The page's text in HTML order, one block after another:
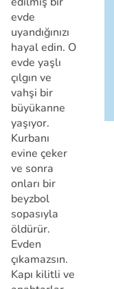
evde
uyandığınızı
hayal edin. O
evde yaşlı
çılgın ve
vahşi bir
büyükanne
yaşıyor.
Kurbanı
evine çeker
ve sonra
onları bir
beyzbol
sopasıyla
öldürür.
Evden
çıkamazsın.
Kapı kilitli ve